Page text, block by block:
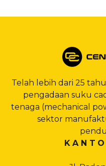
Telah lebih dari 25
pengadaan suku
tenaga (mechanical
sektor